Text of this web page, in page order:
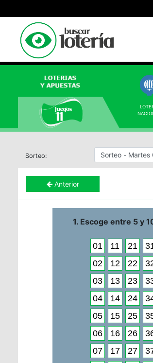
Sorteo:
Anterior
1. Escoge entre 5 y
01 11 21
02
12 22
03
13 23
04
14 24
05
15 25
06
16 26
07
17 27